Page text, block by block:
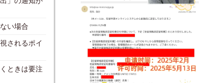
い場合
されるポイ
ときは要注